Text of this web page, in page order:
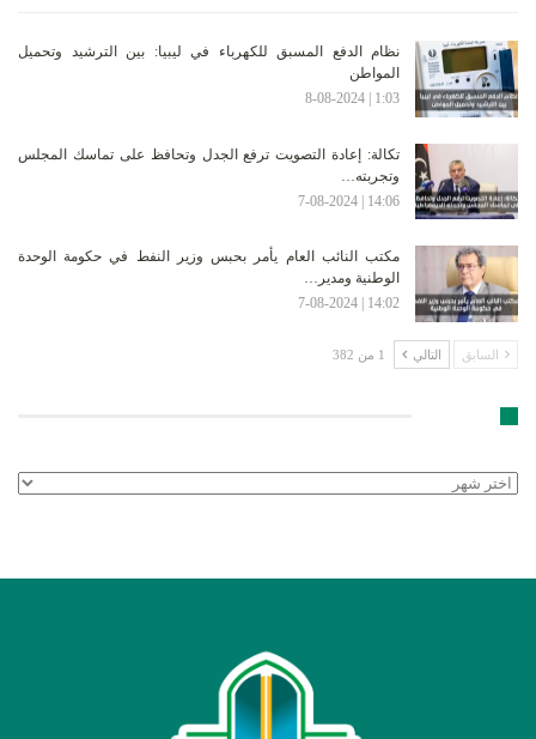
نظام الدفع المسبق للكهرباء في ليبيا: بين الترشيد وتحميل
المواطن
1:03 | 8-08-2024
تكالة: إعادة التصويت ترفع الجدل وتحافظ على تماسك المجلس
وتجربته…
14:06 | 7-08-2024
مكتب النائب العام يأمر بحبس وزير النفط في حكومة الوحدة
الوطنية ومدير…
14:02 | 7-08-2024
السابق التالي 1 من 382
الأرشيف